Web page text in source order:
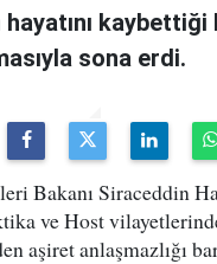
kaybettiği
sona erdi.
Bakanı Siraceddin
ve Host
aşiret anlaşmazlığı